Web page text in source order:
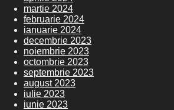
martie 2024
februarie 2024
ianuarie 2024
decembrie 2023
noiembrie 2023
octombrie 2023
septembrie 2023
august 2023
iulie 2023
iunie 2023